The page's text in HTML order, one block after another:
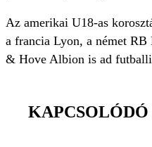
Az amerikai U18-as
a francia Lyon, a német
& Hove Albion is ad